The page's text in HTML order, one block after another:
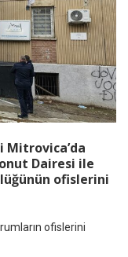
Mitrovica’da
Dairesi ile
ofislerini
ofislerini